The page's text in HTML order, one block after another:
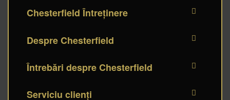
Chesterfield Întreținere
Despre Chesterfield
Întrebări despre Chesterfield
Serviciu clienți